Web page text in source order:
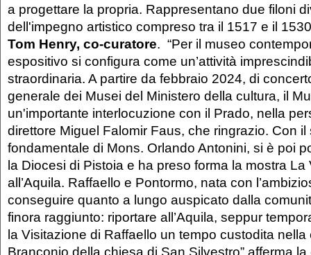
a progettare la propria. Rappresentano due filoni
dell'impegno artistico compreso tra il 1517 e il
Tom Henry, co-curatore. “Per il museo
espositivo si configura come un’attività
straordinaria. A partire da febbraio 2024, di
generale dei Musei del Ministero della cultura, il
un'importante interlocuzione con il Prado, nella
direttore Miguel Falomir Faus, che ringrazio. Con il
fondamentale di Mons. Orlando Antonini, si è poi
la Diocesi di Pistoia e ha preso forma la mostra La
all’Aquila. Raffaello e Pontormo, nata con
conseguire quanto a lungo auspicato dalla
finora raggiunto: riportare all’Aquila, seppur
la Visitazione di Raffaello un tempo custodita nella
Branconio della chiesa di San Silvestro” afferma